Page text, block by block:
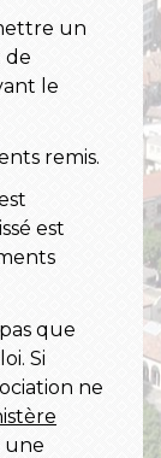
un
de
le
remis.
est
que
Si
ne
une